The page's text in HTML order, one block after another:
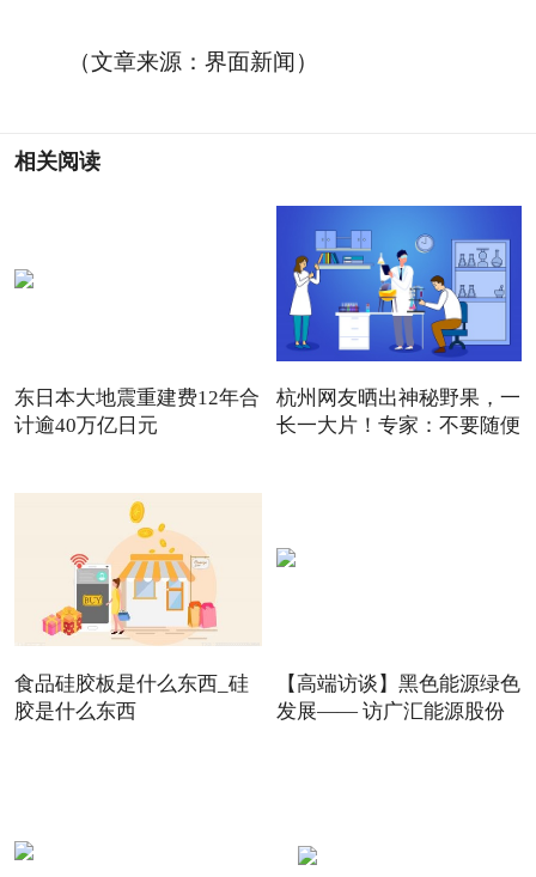
（文章来源：界面新闻）
相关阅读
东日本大地震重建费12年合
计逾40万亿日元
杭州网友晒出神秘野果，一
长一大片！专家：不要随便
食品硅胶板是什么东西_硅
胶是什么东西
【高端访谈】黑色能源绿色
发展—— 访广汇能源股份